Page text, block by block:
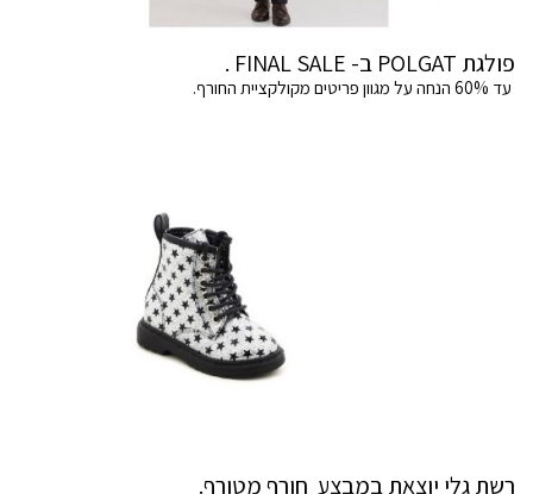
פולגת POLGAT ב- FINAL SALE .
עד 60% הנחה על מגוון פריטים מקולקציית החורף.
רשת גלי יוצאת במבצע חורף מטורף.